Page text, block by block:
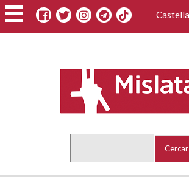
Vés
al
contingut